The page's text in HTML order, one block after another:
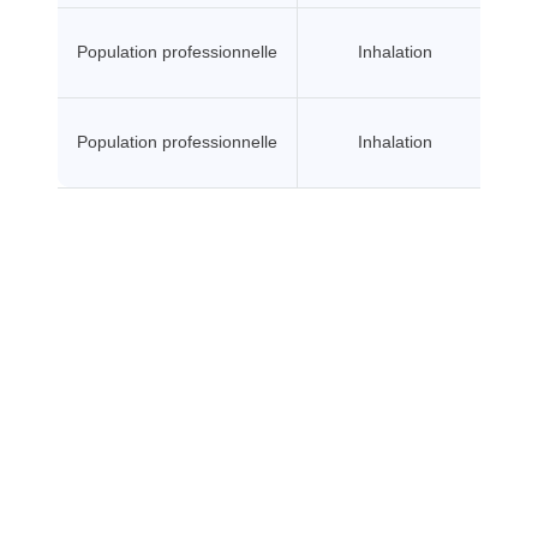
Population professionnelle Inhalation
Population professionnelle Inhalation